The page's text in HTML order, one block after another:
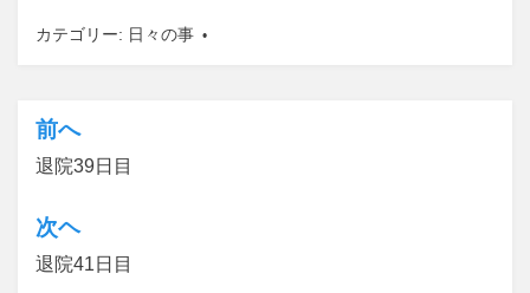
カテゴリー: 日々の事
投
稿
ナ
ビ
前へ
退院39日目
次ヘ
退院41日目